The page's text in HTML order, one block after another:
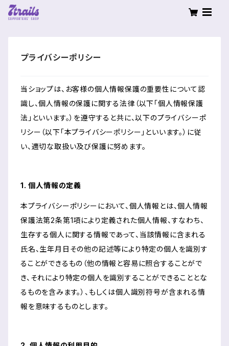
プライバシーポリシー
当ショップは、お客様の個人情報保護の重要性について認
識し、個人情報の保護に関する法律（以下「個人情報保護
法」といいます。）を遵守すると共に、以下のプライバシーポ
リシー（以下「本プライバシーポリシー」といいます。）に従
い、適切な取扱い及び保護に努めます。
1. 個人情報の定義
本プライバシーポリシーにおいて、個人情報とは、個人情報
保護法第2条第1項により定義された個人情報、すなわち、
生存する個人に関する情報であって、当該情報に含まれる
氏名、生年月日その他の記述等により特定の個人を識別す
ることができるもの（他の情報と容易に照合することがで
き、それにより特定の個人を識別することができることとな
るものを含みます。）、もしくは個人識別符号が含まれる情
報を意味するものとします。